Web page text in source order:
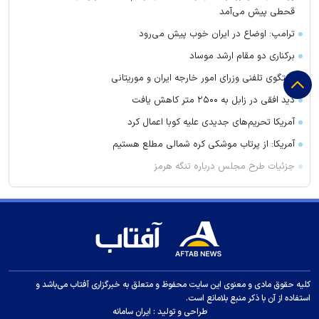
قحطی پیش می‌آمد
ترامپ: اوضاع در ایران خوب پیش می‌رود
برکناری دو مقام ارشد موساد
گفتگوی تلفنی وزرای امور خارجه ایران و موریتانی
دید افقی در زابل به ۲۵۰۰ متر کاهش یافت
آمریکا تحریم‌های جدیدی علیه کوبا اعمال کرد
آمریکا: از پرتاب موشکی کره شمالی مطلع هستیم
جزئیات طرح مجلس درباره تنگه هرمز
کویت دستور تعطیلی تنها مدرسه ایرانی را صادر کرد
زنوزق؛ نگین پلکانی آذربایجان
جدیدترین فیلم مانی حقیقی در جشنواره نیویورک
کلاهبرداری و پولشویی در قالب شرکت مهاجرتی به کانادا
این درد‌ها را در سنین رشد کودکان جدی بگیرید
کلیه حقوق مادی و معنوی این سایت محفوظ و متعلق به خبرگزاری آفتاب می‌باشد و
استفاده از آن با ذکر منبع بلامانع است.
طراحی و تولید : ایران سامانه